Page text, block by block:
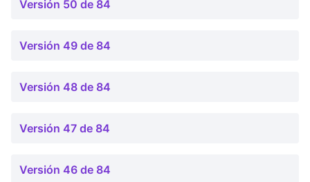
Versión 50 de 84
Versión 49 de 84
Versión 48 de 84
Versión 47 de 84
Versión 46 de 84